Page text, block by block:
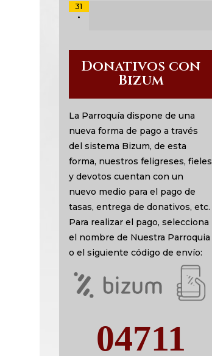
31
•
Donativos con
Bizum
La Parroquía dispone de una
nueva forma de pago a través
del sistema Bizum, de esta
forma, nuestros feligreses, fieles
y devotos cuentan con un
nuevo medio para el pago de
tasas, entrega de donativos, etc.
Para realizar el pago, selecciona
el nombre de Nuestra Parroquia
o el siguiente código de envío:
04711